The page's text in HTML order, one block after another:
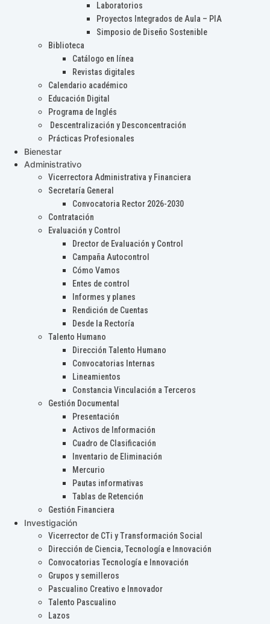
Laboratorios
Proyectos Integrados de Aula – PIA
Simposio de Diseño Sostenible
Biblioteca
Catálogo en línea
Revistas digitales
Calendario académico
Educación Digital
Programa de Inglés
Descentralización y Desconcentración
Prácticas Profesionales
Bienestar
Administrativo
Vicerrectora Administrativa y Financiera
Secretaría General
Convocatoria Rector 2026-2030
Contratación
Evaluación y Control
Drector de Evaluación y Control
Campaña Autocontrol
Cómo Vamos
Entes de control
Informes y planes
Rendición de Cuentas
Desde la Rectoría
Talento Humano
Dirección Talento Humano
Convocatorias Internas
Lineamientos
Constancia Vinculación a Terceros
Gestión Documental
Presentación
Activos de Información
Cuadro de Clasificación
Inventario de Eliminación
Mercurio
Pautas informativas
Tablas de Retención
Gestión Financiera
Investigación
Vicerrector de CTi y Transformación Social
Dirección de Ciencia, Tecnología e Innovación
Convocatorias Tecnología e Innovación
Grupos y semilleros
Pascualino Creativo e Innovador
Talento Pascualino
Lazos